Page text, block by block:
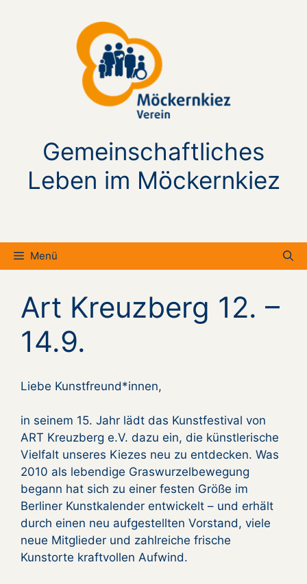
Gemeinschaftliches
Leben im Möckernkiez
Menü
Art Kreuzberg 12. –
14.9.
Liebe Kunstfreund*innen,
in seinem 15. Jahr lädt das Kunstfestival von
ART Kreuzberg e.V. dazu ein, die künstlerische
Vielfalt unseres Kiezes neu zu entdecken. Was
2010 als lebendige Graswurzelbewegung
begann hat sich zu einer festen Größe im
Berliner Kunstkalender entwickelt – und erhält
durch einen neu aufgestellten Vorstand, viele
neue Mitglieder und zahlreiche frische
Kunstorte kraftvollen Aufwind.